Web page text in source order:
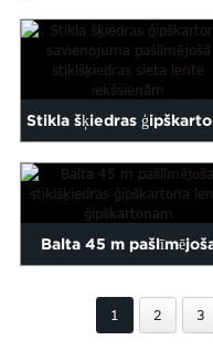
Stikla šķiedras
sausā...
Stikla šķiedras
savienojuma
stiklšķiedras...
Balta 45 m
ģipškartona...
1 2 3